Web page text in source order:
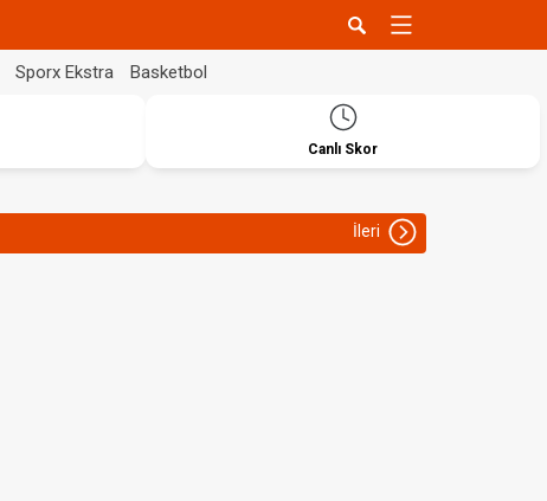
Sporx Ekstra Basketbol
Canlı Skor
İleri